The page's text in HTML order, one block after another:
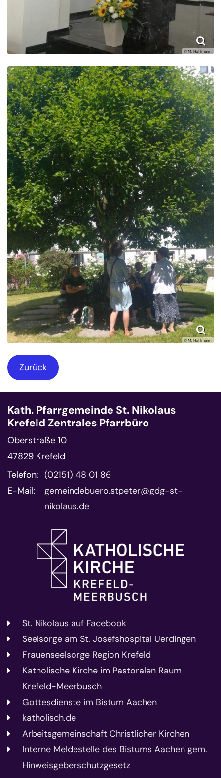
© M. Hoffmann
© M. Hoffmann
Zurück
Kath. Pfarrgemeinde St. Nikolaus
Krefeld Zentrales Pfarrbüro
Oberstraße 10
47829 Krefeld
Telefon: (02151) 48 01 86
E-Mail:
gemeindebuero.stpeter@gdg-st-
nikolaus.de
St. Nikolaus auf Facebook
Seelsorge am St. Josefshospital Uerdingen
Frauenseelsorge Region Krefeld
Katholische Kirche im Pastoralen Raum
Krefeld-Meerbusch
Gottesdienste im Bistum Aachen
katholisch.de
Arbeitsgemeinschaft Christlicher Kirchen
Interne Meldestelle des Bistums Aachen gem.
Hinweisgeberschutzgesetz